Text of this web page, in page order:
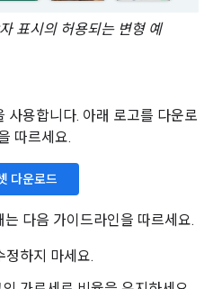
표시의 허용되는 변형 예
사용합니다. 아래 로고를 다운로
따르세요.
다운로드
다음 가이드라인을 따르세요.
정하지 마세요.